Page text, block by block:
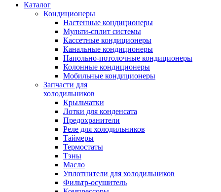
Каталог
Кондиционеры
Настенные кондиционеры
Мульти-сплит системы
Кассетные кондиционеры
Канальные кондиционеры
Напольно-потолочные кондиционеры
Колонные кондиционеры
Мобильные кондиционеры
Запчасти для
холодильников
Крыльчатки
Лотки для конденсата
Предохранители
Реле для холодильников
Таймеры
Термостаты
Тэны
Масло
Уплотнители для холодильников
Фильтр-осушитель